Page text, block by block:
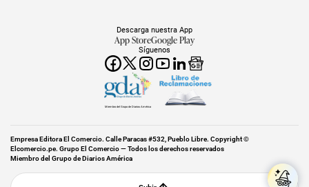
Síguenos
Descarga nuestra App
App StoreGoogle Play
Miembro del Grupo de Diarios América
Empresa Editora El Comercio. Calle Paracas #532, Pueblo Libre. Copyright ©
Elcomercio.pe. Grupo El Comercio — Todos los derechos reservados
Miembro del Grupo de Diarios América